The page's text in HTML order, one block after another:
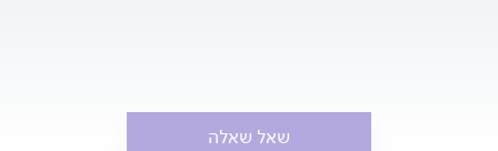
שאל שאלה